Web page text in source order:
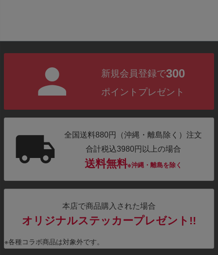
新規会員登録で300
ポイントプレゼント
全国送料880円（沖縄・離島除く）注文
合計税込3980円以上の場合
送料無料※沖縄・離島を除く
本店で商品購入された場合
オリジナルステッカープレゼント!!
※各種コラボ商品は対象外です。